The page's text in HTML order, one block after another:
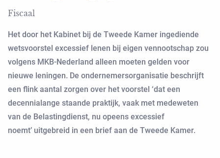
Fiscaal
Het door het Kabinet bij de Tweede Kamer ingediende
wetsvoorstel excessief lenen bij eigen vennootschap zou
volgens MKB-Nederland alleen moeten gelden voor
nieuwe leningen. De ondernemersorganisatie beschrijft
een flink aantal zorgen over het voorstel ‘dat een
decennialange staande praktijk, vaak met medeweten
van de Belastingdienst, nu opeens excessief
noemt’ uitgebreid in een brief aan de Tweede Kamer.